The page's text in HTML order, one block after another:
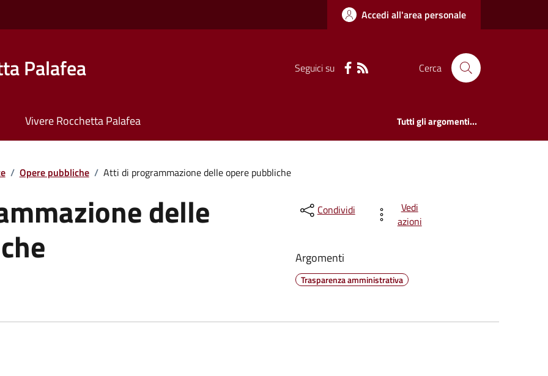
Accedi all'area personale
Palafea Seguici su Cerca
Vivere Rocchetta Palafea Tutti gli argomenti...
/ Opere pubbliche / Atti di programmazione delle opere pubbliche
delle Condividi
Vedi
azioni
Argomenti
Trasparenza amministrativa